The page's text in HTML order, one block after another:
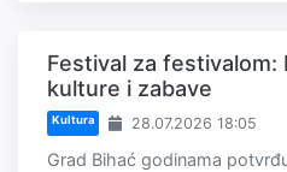
Festival za festivalom:
kulture i zabave
Kultura 28.07.2026 18:05
Grad Bihać godinama